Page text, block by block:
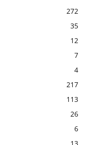
272
35
12
7
4
217
113
26
6